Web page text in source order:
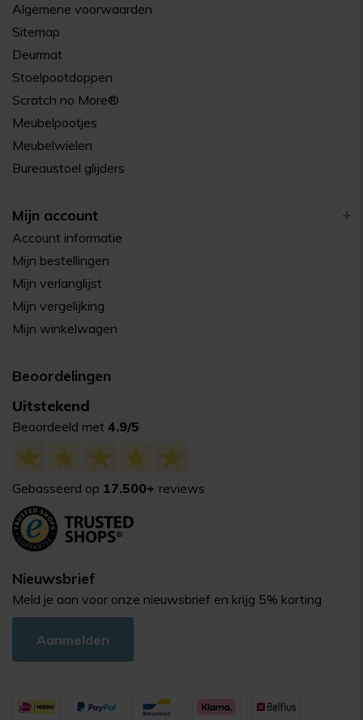
Algemene voorwaarden
Sitemap
Deurmat
Stoelpootdoppen
Scratch no More®
Meubelpootjes
Meubelwielen
Bureaustoel glijders
Mijn account
Account informatie
Mijn bestellingen
Mijn verlanglijst
Mijn vergelijking
Mijn winkelwagen
Beoordelingen
Uitstekend
Beoordeeld met 4.9/5
Gebasseerd op 17.500+ reviews
Nieuwsbrief
Meld je aan voor onze nieuwsbrief en krijg 5% korting
Aanmelden